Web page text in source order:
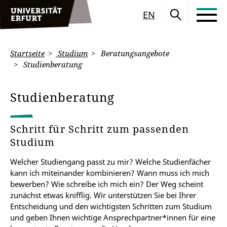
EN
Startseite Studium
Beratungsangebote
Studienberatung
Studienberatung
Schritt für Schritt zum passenden
Studium
Welcher Studiengang passt zu mir? Welche Studienfächer
kann ich miteinander kombinieren? Wann muss ich mich
bewerben? Wie schreibe ich mich ein? Der Weg scheint
zunächst etwas knifflig. Wir unterstützen Sie bei Ihrer
Entscheidung und den wichtigsten Schritten zum Studium
und geben Ihnen wichtige Ansprechpartner*innen für eine